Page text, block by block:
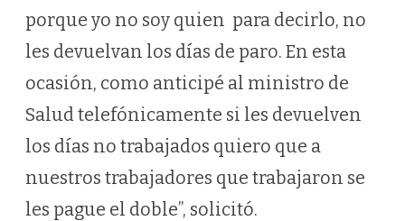
porque yo no soy quien para decirlo, no
les devuelvan los días de paro. En esta
ocasión, como anticipé al ministro de
Salud telefónicamente si les devuelven
los días no trabajados quiero que a
nuestros trabajadores que trabajaron se
les pague el doble”, solicitó.